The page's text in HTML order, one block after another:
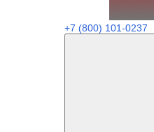
+7 (800) 101-0237